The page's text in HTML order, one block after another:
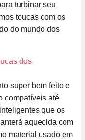
turbinar seu
toucas com os
do mundo dos
super bem feito e
compatíveis até
que os
aquecida com
material usado em